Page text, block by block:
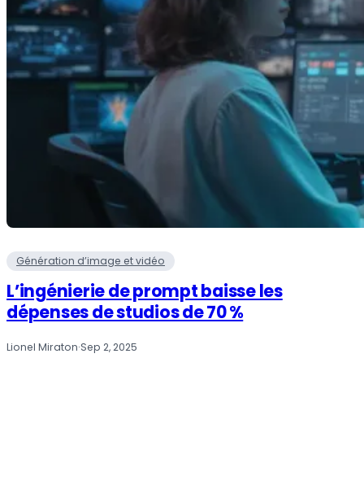
Génération d’image et vidéo
L’ingénierie de prompt baisse les
dépenses de studios de 70 %
Lionel Miraton·Sep 2, 2025